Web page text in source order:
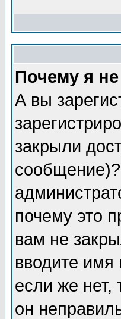
Почему я
А вы
закрыли
почему это
вам не
вводите
если же нет,
он